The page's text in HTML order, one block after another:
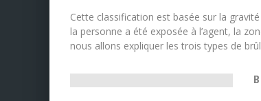
Cette classification est basée sur la
la personne a été exposée à l’agent, la
nous allons expliquer les trois types de